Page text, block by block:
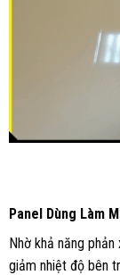
Panel Dùng Làm
Nhờ khả năng
giảm nhiệt độ bên